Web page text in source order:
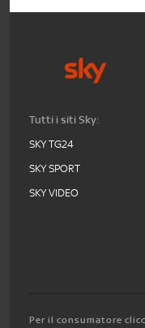
Tutti i siti Sky:
SKY TG24
SKY SPORT
SKY VIDEO
Per il consumatore